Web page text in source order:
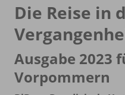
Die Reise in
Ausgabe 2023
Vorpommern